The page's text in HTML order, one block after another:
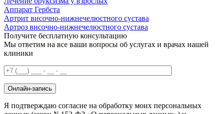
Аппарат Гербста
Артрит височно-нижнечелюстного сустава
Артроз височно-нижнечелюстного сустава
Получите бесплатную консультацию
Мы ответим на все ваши вопросы об услугах и врачах нашей
клиники
Онлайн-запись
Я подтверждаю согласие на обработку моих персональных